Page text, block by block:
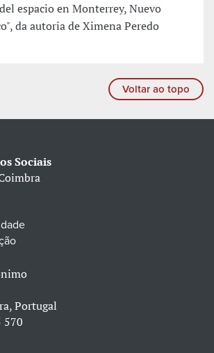
espacio en Monterrey, Nuevo
da autoria de Ximena Peredo
Voltar ao topo
Sociais
Portugal
570